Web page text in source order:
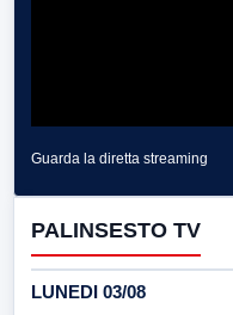
Guarda la diretta streaming
PALINSESTO TV
LUNEDI 03/08